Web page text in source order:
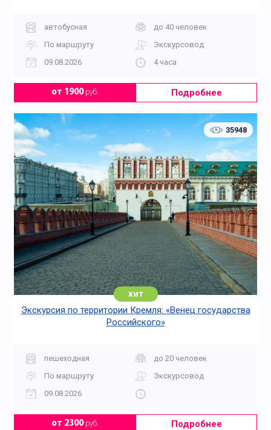
автобусная
до 40 человек
По маршруту
Экскурсовод
09.08.2026
4 часа
от 1900руб. Подробнее
35948
хит
Экскурсия по территории Кремля: «Венец государства
Российского»
пешеходная
до 20 человек
По маршруту
Экскурсовод
09.08.2026
от 2300руб. Подробнее